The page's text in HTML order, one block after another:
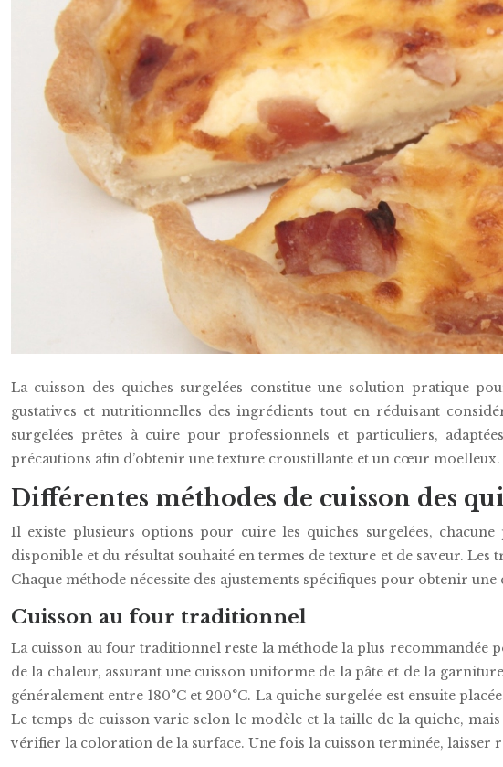
La cuisson des quiches surgelées constitue une solution pratique
gustatives et nutritionnelles des ingrédients tout en réduisant
surgelées prêtes à cuire pour professionnels et particuliers,
précautions afin d’obtenir une texture croustillante et un cœur moelleux.
Différentes méthodes de cuisson des
Il existe plusieurs options pour cuire les quiches surgelées,
disponible et du résultat souhaité en termes de texture et de saveur.
Chaque méthode nécessite des ajustements spécifiques pour obtenir
Cuisson au four traditionnel
La cuisson au four traditionnel reste la méthode la plus recommandée
de la chaleur, assurant une cuisson uniforme de la pâte et de la
généralement entre 180°C et 200°C. La quiche surgelée est ensuite
Le temps de cuisson varie selon le modèle et la taille de la quiche,
vérifier la coloration de la surface. Une fois la cuisson terminée, laisser